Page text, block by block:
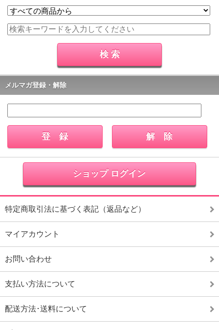
メルマガ登録・解除
ショップ ログイン
特定商取引法に基づく表記（返品など）
マイアカウント
お問い合わせ
支払い方法について
配送方法･送料について